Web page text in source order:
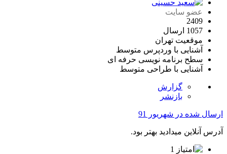
عضو سایت
2409
1057 ارسال
موقعیت تهران
آشنایی با وردپرس متوسط
سطح برنامه نویسی حرفه ای
آشنایی با طراحی متوسط
گزارش
بازنشر
ارسال شده در شهریور 91
آدرس آنلاین میدادید بهتر بود.
1